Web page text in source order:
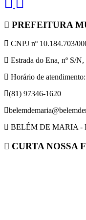
PREFEITURA
CNPJ nº 10.184.703/
Estrada do Ena, nº S/
Horário de
(81) 97346-1620
BELÉM DE MARIA -
CURTA NOSSA